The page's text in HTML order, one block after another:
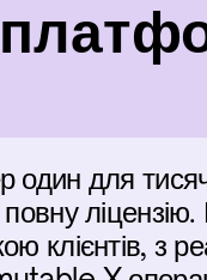
для
клієнтів, з